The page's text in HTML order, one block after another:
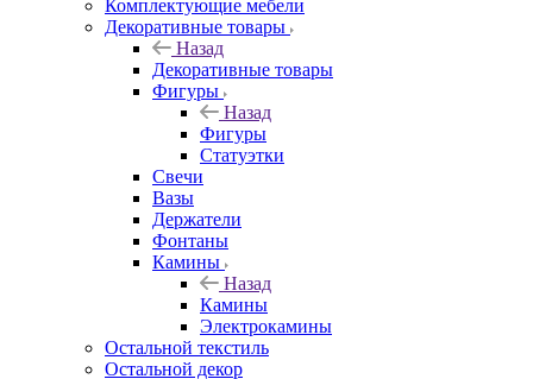
Комплектующие мебели
Декоративные товары
Назад
Декоративные товары
Фигуры
Назад
Фигуры
Статуэтки
Свечи
Вазы
Держатели
Фонтаны
Камины
Назад
Камины
Электрокамины
Остальной текстиль
Остальной декор